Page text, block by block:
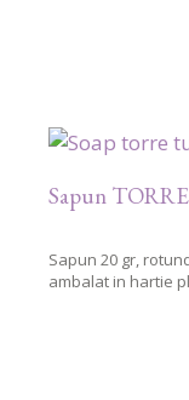
Sapun
Sapun 20 gr,
ambalat in hartie